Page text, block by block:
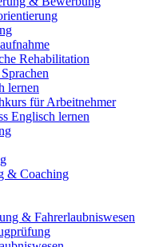
Rehabilitation
lernen
für Arbeitnehmer
Englisch lernen
& Coaching
& Fahrerlaubniswesen